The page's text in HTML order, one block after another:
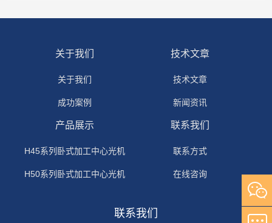
关于我们
关于我们
成功案例
技术文章
技术文章
新闻资讯
产品展示
H45系列卧式加工中心光机
H50系列卧式加工中心光机
H80系列卧式加工中心光机
联系我们
联系方式
在线咨询
联系我们